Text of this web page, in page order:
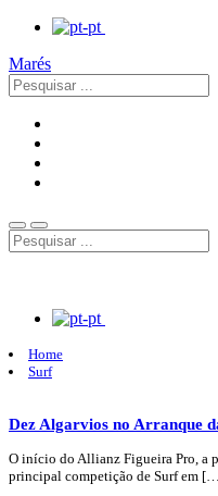
Marés
Home
Surf
Dez Algarvios no Arranque
O início do Allianz Figueira Pro, a
principal competição de Surf em